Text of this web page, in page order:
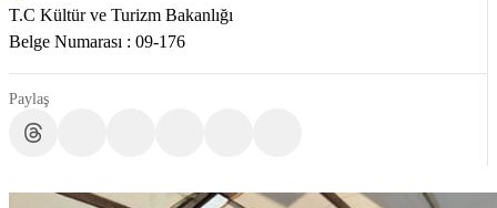
T.C Kültür ve Turizm Bakanlığı
Belge Numarası : 09-176
Paylaş